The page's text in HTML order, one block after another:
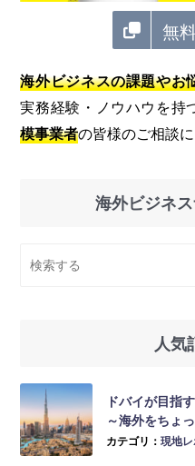
無
海外ビジネスの課題やお
実務経験・ノウハウを持
模事業者の皆様のご相談
海外ビジネ
人気
ドバイが目指
～海外をちょ
カテゴリ：現地